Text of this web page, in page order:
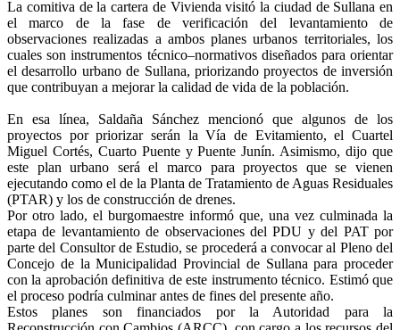
La comitiva de la cartera de Vivienda visitó la ciudad de Sullana en
el marco de la fase de verificación del levantamiento de
observaciones realizadas a ambos planes urbanos territoriales, los
cuales son instrumentos técnico–normativos diseñados para orientar
el desarrollo urbano de Sullana, priorizando proyectos de inversión
que contribuyan a mejorar la calidad de vida de la población.
En esa línea, Saldaña Sánchez mencionó que algunos de los
proyectos por priorizar serán la Vía de Evitamiento, el Cuartel
Miguel Cortés, Cuarto Puente y Puente Junín. Asimismo, dijo que
este plan urbano será el marco para proyectos que se vienen
ejecutando como el de la Planta de Tratamiento de Aguas Residuales
(PTAR) y los de construcción de drenes.
Por otro lado, el burgomaestre informó que, una vez culminada la
etapa de levantamiento de observaciones del PDU y del PAT por
parte del Consultor de Estudio, se procederá a convocar al Pleno del
Concejo de la Municipalidad Provincial de Sullana para proceder
con la aprobación definitiva de este instrumento técnico. Estimó que
el proceso podría culminar antes de fines del presente año.
Estos planes son financiados por la Autoridad para la